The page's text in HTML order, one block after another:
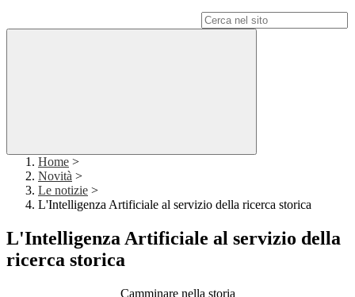
Home >
Novità >
Le notizie >
L'Intelligenza Artificiale al servizio della ricerca storica
L'Intelligenza Artificiale al servizio della
ricerca storica
Camminare nella storia